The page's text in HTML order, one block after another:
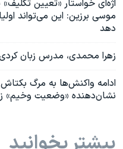
اژه‌ای خواستار «تعیین
موسی برزین: این می‌تواند
دهد
زهرا محمدی، مدرس زبان
ادامه واکنش‌ها به مرگ
نشان‌دهنده «وضعیت وخیم»